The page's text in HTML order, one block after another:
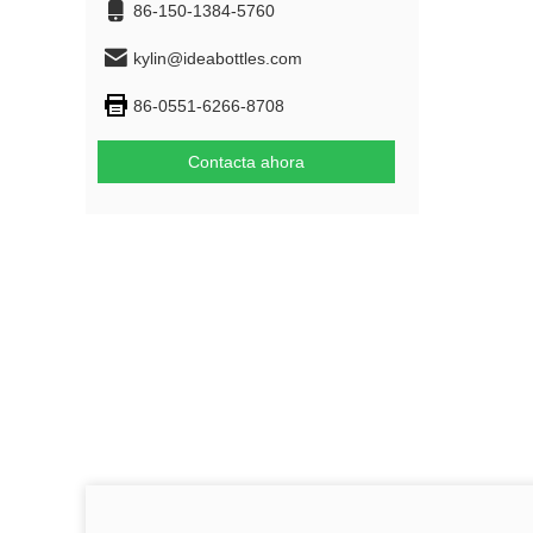
86-150-1384-5760
kylin@ideabottles.com
86-0551-6266-8708
Contacta ahora